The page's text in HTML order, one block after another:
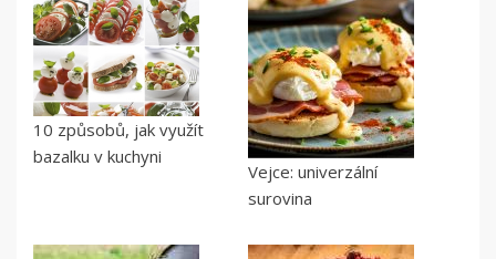
10 způsobů, jak využít
bazalku v kuchyni
Vejce: univerzální
surovina